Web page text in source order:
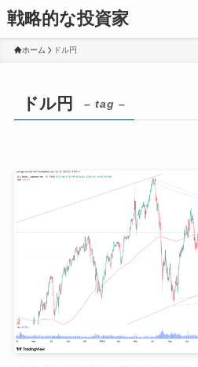
戦略的な投資家
ホーム ドル円
ドル円 – tag –